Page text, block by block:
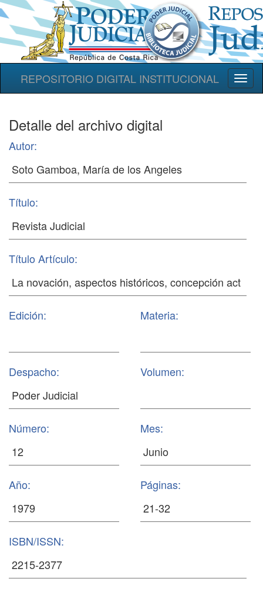
REPOSITORIO DIGITAL INSTITUCIONAL
Detalle del archivo digital
Autor:
Título:
Título Artículo:
Edición: Materia:
Despacho: Volumen:
Número: Mes:
Año: Páginas:
ISBN/ISSN: